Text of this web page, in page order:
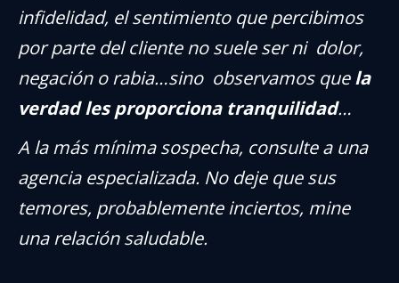
infidelidad, el sentimiento que percibimos
por parte del cliente no suele ser ni dolor,
negación o rabia…sino observamos quela
verdad les proporciona tranquilidad…
A la más mínima sospecha, consulte a una
agencia especializada. No deje que sus
temores, probablemente inciertos, mine
una relación saludable.